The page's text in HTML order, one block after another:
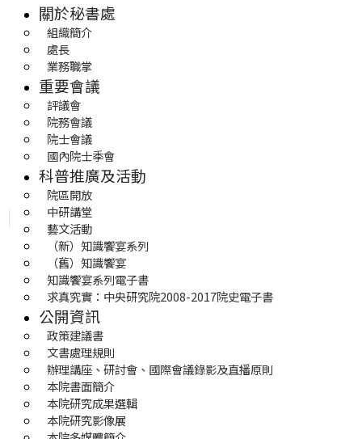
關於秘書處
組織簡介
處長
業務職掌
重要會議
評議會
院務會議
院士會議
國內院士季會
科普推廣及活動
院區開放
中研講堂
藝文活動
（新）知識饗宴系列
（舊）知識饗宴
知識饗宴系列電子書
求真究實：中央研究院2008-2017院史電子書
公開資訊
政策建議書
文書處理規則
辦理講座、研討會、國際會議錄影及直播原則
本院書面簡介
本院研究成果選輯
本院研究影像展